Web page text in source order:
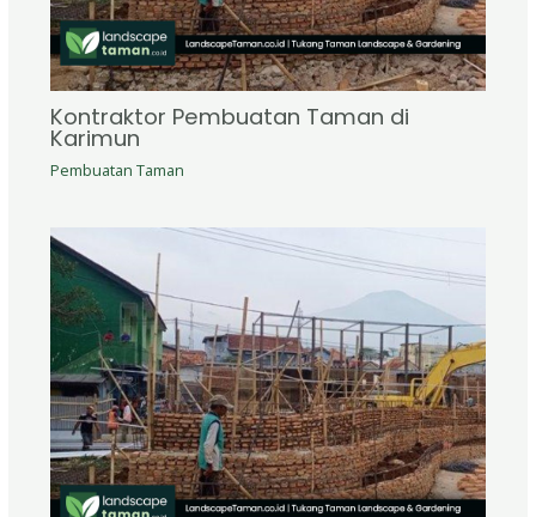
Kontraktor Pembuatan Taman di
Karimun
Pembuatan Taman